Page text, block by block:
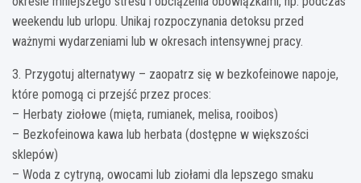
weekendu lub urlopu. Unikaj rozpoczynania detoksu przed
ważnymi wydarzeniami lub w okresach intensywnej pracy.
3. Przygotuj alternatywy – zaopatrz się w bezkofeinowe napoje,
które pomogą ci przejść przez proces:
– Herbaty ziołowe (mięta, rumianek, melisa, rooibos)
– Bezkofeinowa kawa lub herbata (dostępne w większości
sklepów)
– Woda z cytryną, owocami lub ziołami dla lepszego smaku